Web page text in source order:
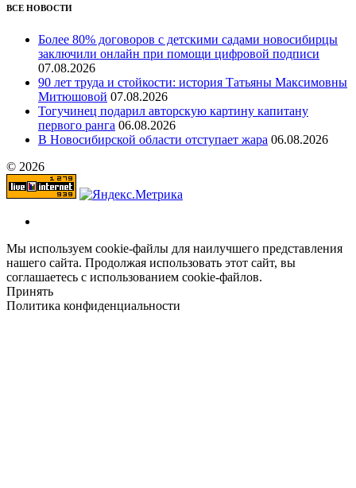
ВСЕ НОВОСТИ
Более 80% договоров с детскими садами новосибирцы
заключили онлайн при помощи цифровой подписи
07.08.2026
90 лет труда и стойкости: история Татьяны Максимовны
Митюшовой 07.08.2026
Тогучинец подарил авторскую картину капитану
первого ранга 06.08.2026
В Новосибирской области отступает жара 06.08.2026
© 2026
Мы используем cookie-файлы для наилучшего представления
нашего сайта. Продолжая использовать этот сайт, вы
соглашаетесь с использованием cookie-файлов.
Принять
Политика конфиденциальности